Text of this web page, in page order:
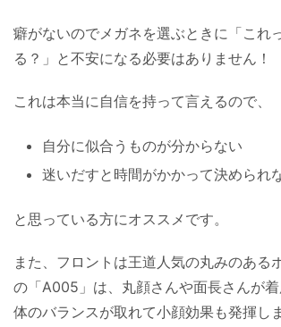
癖がないのでメガネを選ぶときに「これ
る？」と不安になる必要はありません！
これは本当に自信を持って言えるので、
自分に似合うものが分からない
迷いだすと時間がかかって決められ
と思っている方にオススメです。
また、フロントは王道人気の丸みのある
の「A005」は、丸顔さんや面長さんが
体のバランスが取れて小顔効果も発揮しま